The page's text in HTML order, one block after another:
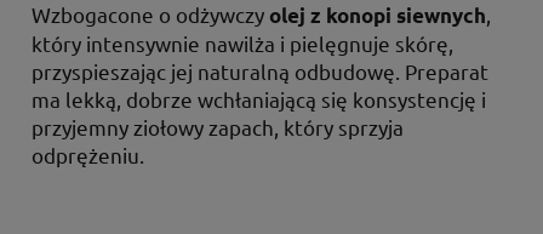
Wzbogacone o odżywczyolej z konopi siewnych,
który intensywnie nawilża i pielęgnuje skórę,
przyspieszając jej naturalną odbudowę. Preparat
ma lekką, dobrze wchłaniającą się konsystencję i
przyjemny ziołowy zapach, który sprzyja
odprężeniu.